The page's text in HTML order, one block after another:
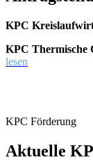
KPC
KPC Thermische
lesen
KPC Förderung
Aktuelle